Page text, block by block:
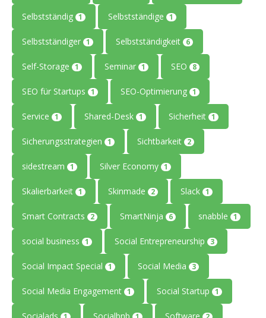
Selbstständig 1 Selbstständige 1
Selbstständiger 1 Selbstständigkeit 6
Self-Storage 1 Seminar 1 SEO 8
SEO für Startups 1 SEO-Optimierung 1
Service 1 Shared-Desk 1 Sicherheit 1
Sicherungsstrategien 1 Sichtbarkeit 2
sidestream 1 Silver Economy 1
Skalierbarkeit 1 Skinmade 2 Slack 1
Smart Contracts 2 SmartNinja 6 snabble 1
social business 1 Social Entrepreneurship 3
Social Impact Special 1 Social Media 3
Social Media Engagement 1 Social Startup 1